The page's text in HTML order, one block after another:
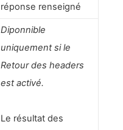
réponse renseigné
Diponnible
uniquement si le
Retour des headers
est activé.
Le résultat des